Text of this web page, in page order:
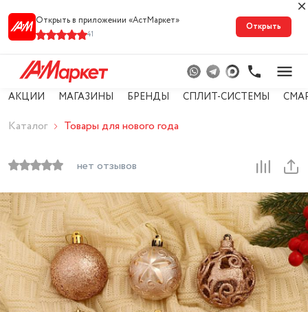
Открыть в приложении «АстМарке‪т‬»
41
Открыть
АКЦИИ МАГАЗИНЫ БРЕНДЫ СПЛИТ-СИСТЕМЫ
Каталог Товары для нового года
нет отзывов